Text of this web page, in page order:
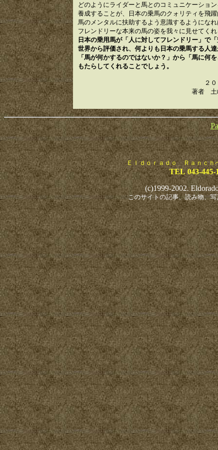
どのようにライダーと馬とのコミュニケーショ
養成することが、日本の乗馬のクォリティを飛
馬のメンタルに扶助するよう意識するようにな
フレンドリーな本来の馬の姿を我々に見せてく
日本の乗用馬が「人に対してフレンドリー」で
世界から評価され、何よりも日本の乗馬する人
「馬が何かするのではないか？」から「馬に何
もたらしてくれることでしょう。
２００８年４月
著者 土岐田 勘
Ｅｌｄｏｒａｄｏ Ｒａｎｃｈ
TEL 043-445-
(c)1999-2002.
このサイトの記事、読み物、